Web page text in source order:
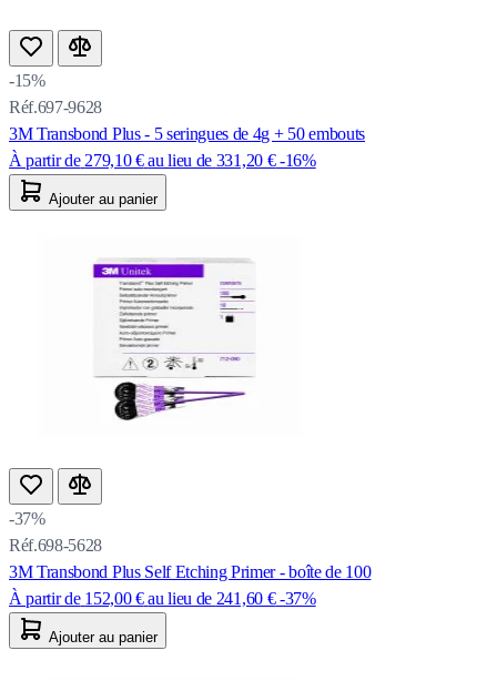
-15%
Réf.697-9628
3M Transbond Plus - 5 seringues de 4g + 50 embouts
À partir de 279,10 € au lieu de 331,20 € -16%
Ajouter au panier
-37%
Réf.698-5628
3M Transbond Plus Self Etching Primer - boîte de 100
À partir de 152,00 € au lieu de 241,60 € -37%
Ajouter au panier